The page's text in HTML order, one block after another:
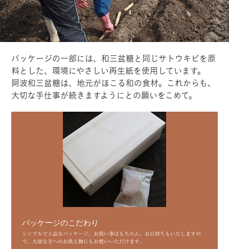
パッケージの一部には、和三盆糖と同じサトウキビを原
料とした、環境にやさしい再生紙を使用しています。
阿波和三盆糖は、地元がほこる和の食材。これからも、
大切な手仕事が続きますようにとの願いをこめて。
パッケージのこだわり
シンプルで上品なパッケージ。お祝い事はもちろん、お日持ちもいたしますの
で、大切な方へのお供え物にもお使いいただけます。